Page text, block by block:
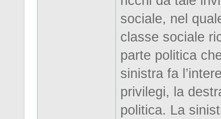
sociale, nel
classe sociale
parte politica
sinistra fa
privilegi, la
politica. La